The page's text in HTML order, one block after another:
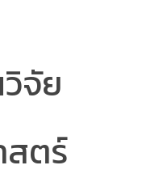
จัย
สตร์